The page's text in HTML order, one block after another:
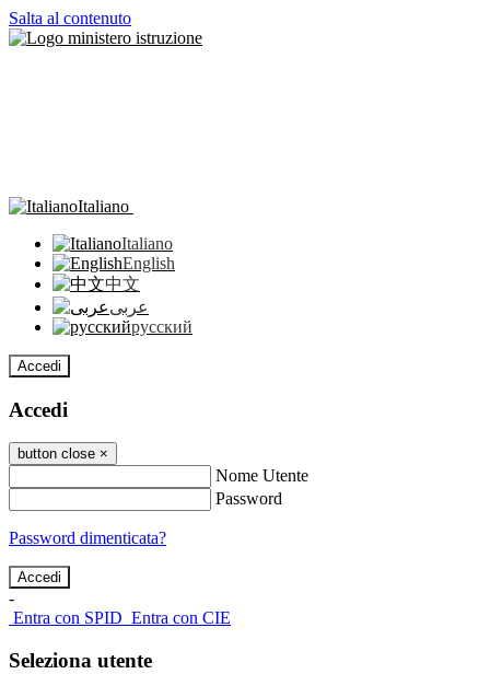
Salta al contenuto
Italiano
Italiano
English
中文
عربى
русский
Accedi
Accedi
button close ×
Nome Utente
Password
Password dimenticata?
-
Entra con SPID Entra con CIE
Seleziona utente